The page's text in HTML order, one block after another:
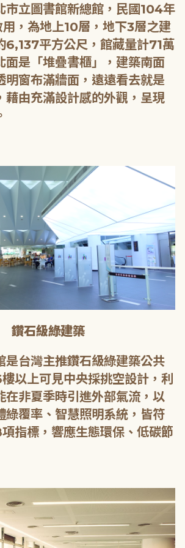
市立圖書館新總館，民國104年
，為地上10層，地下3層之建
6,137平方公尺，館藏量計71萬
面是「堆疊書櫃」，建築南面
明窗布滿牆面，遠遠看去就是
藉由充滿設計感的外觀，呈現
鑽石級綠建築
是台灣主推鑽石級綠建築公共
以上可見中央採挑空設計，利
在非夏季時引進外部氣流，以
綠覆率、智慧照明系統，皆符
指標，響應生態環保、低碳節